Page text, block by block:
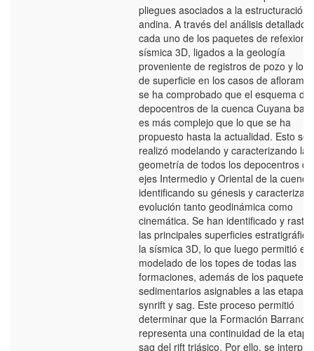
pliegues asociados a la estructuración
andina. A través del análisis detallado
cada uno de los paquetes de
sísmica 3D, ligados a la geología
proveniente de registros de pozo y los
de superficie en los casos de
se ha comprobado que el esquema de
depocentros de la cuenca Cuyana
es más complejo que lo que se ha
propuesto hasta la actualidad. Esto se
realizó modelando y caracterizando la
geometría de todos los depocentros
ejes Intermedio y Oriental de la
identificando su génesis y
evolución tanto geodinámica como
cinemática. Se han identificado y
las principales superficies
la sísmica 3D, lo que luego permitió el
modelado de los topes de todas las
formaciones, además de los paquetes
sedimentarios asignables a las etapas
synrift y sag. Este proceso permitió
determinar que la Formación
representa una continuidad de la
sag del rift triásico. Por ello, se